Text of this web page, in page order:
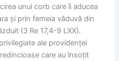
unui corb care îi aducea
și prin femeia văduvă din
(3 Re 17,4-9 LXX).
ale providenței
care au însoțit